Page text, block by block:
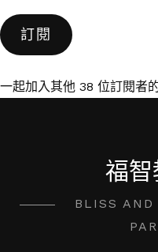
件
位
訂閱
一起加入其他 38 位訂閱者
福
BLISS AND